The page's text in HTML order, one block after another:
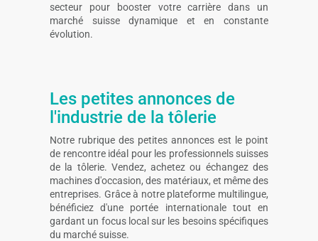
secteur pour booster votre carrière dans un
marché suisse dynamique et en constante
évolution.
Les petites annonces de
l'industrie de la tôlerie
Notre rubrique des petites annonces est le point
de rencontre idéal pour les professionnels suisses
de la tôlerie. Vendez, achetez ou échangez des
machines d'occasion, des matériaux, et même des
entreprises. Grâce à notre plateforme multilingue,
bénéficiez d'une portée internationale tout en
gardant un focus local sur les besoins spécifiques
du marché suisse.